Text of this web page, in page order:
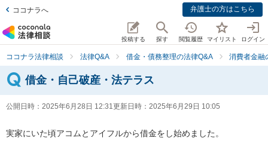
ココナラへ 弁護士の方はこちら
投稿する 探す 閲覧履歴 マイリスト ログイン
ココナラ法律相談 法律Q&A 借金・債務整理の法律Q&A 消費者金融
借金・自己破産・法テラス
公開日時： 2025年6月28日 12:31更新日時： 2025年6月29日 10:05
実家にいた頃アコムとアイフルから借金をし始めました。